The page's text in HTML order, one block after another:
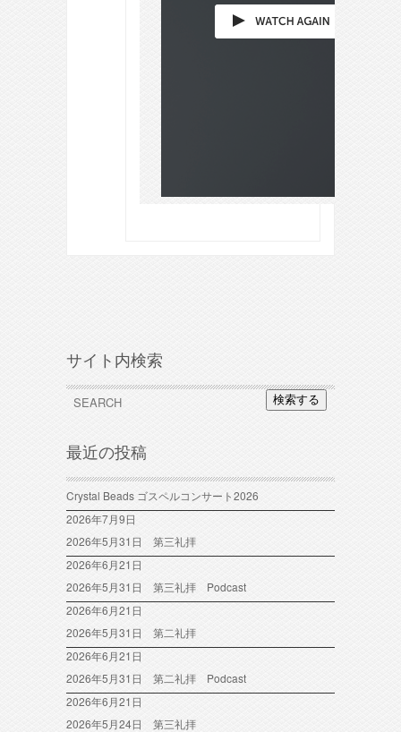
サイト内検索
検索する
最近の投稿
Crystal Beads ゴスペルコンサート2026
2026年7月9日
2026年5月31日 第三礼拝
2026年6月21日
2026年5月31日 第三礼拝 Podcast
2026年6月21日
2026年5月31日 第二礼拝
2026年6月21日
2026年5月31日 第二礼拝 Podcast
2026年6月21日
2026年5月24日 第三礼拝